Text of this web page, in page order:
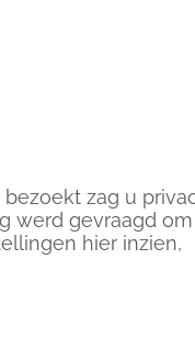
zag u
werd gevraagd om
hier inzien,